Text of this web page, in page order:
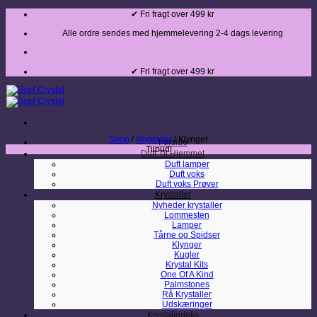
Fortsæt
indhold
✔ Fri fragt over 499 kr
Alle ordre sendes med hjemmelevering 2-4 dags levering
✔ Fri fragt over 499 kr
Forside
Duft Til Hjemmet
Duft lamper
Duft voks
Duft voks Prøver
Krystaller
Nyheder krystaller
Lommesten
Lamper
Tårne og Spidser
Klynger
Kugler
Krystal Kits
One Of A Kind
Palmstones
Rå Krystaller
Udskæringer
Shop / Krystaller /Klynger
Tilbud!